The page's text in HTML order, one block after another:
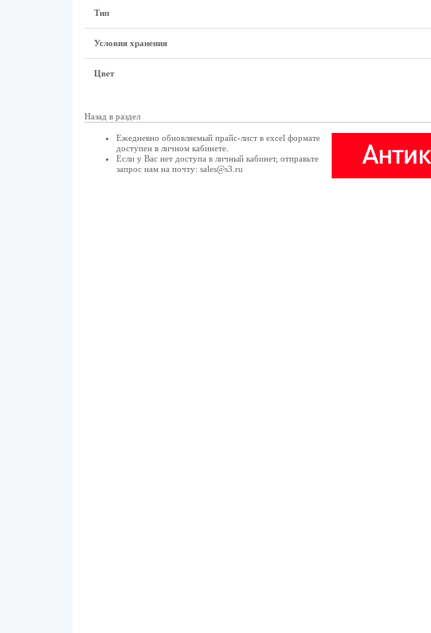
Тип
Условия хранения
Цвет
Назад в раздел
Ежедневно обновляемый прайс-лист в excel формате
доступен в личном кабинете.
Если у Вас нет доступа в личный кабинет, отправьте
запрос нам на почту: sales@s3.ru